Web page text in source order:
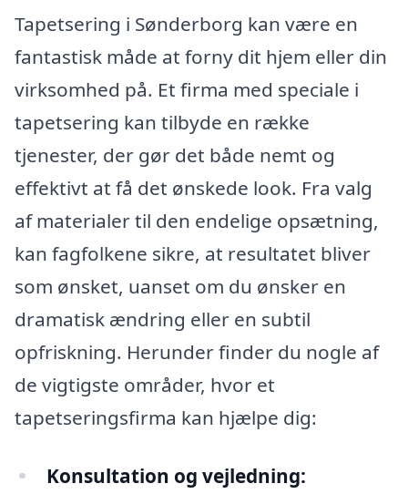
Tapetsering i Sønderborg kan være en
fantastisk måde at forny dit hjem eller din
virksomhed på. Et firma med speciale i
tapetsering kan tilbyde en række
tjenester, der gør det både nemt og
effektivt at få det ønskede look. Fra valg
af materialer til den endelige opsætning,
kan fagfolkene sikre, at resultatet bliver
som ønsket, uanset om du ønsker en
dramatisk ændring eller en subtil
opfriskning. Herunder finder du nogle af
de vigtigste områder, hvor et
tapetseringsfirma kan hjælpe dig:
Konsultation og vejledning: